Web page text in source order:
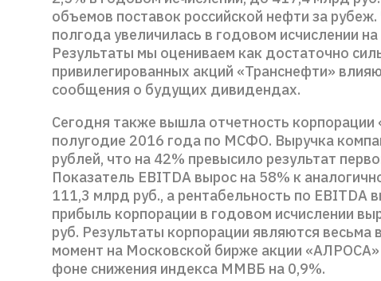
объемов поставок российской нефти за
полгода увеличилась в годовом исчислении
Результаты мы оцениваем как достаточно
привилегированных акций «Транснефти»
сообщения о будущих дивидендах.
Сегодня также вышла отчетность
полугодие 2016 года по МСФО. Выручка
рублей, что на 42% превысило результат
Показатель EBITDA вырос на 58% к
111,3 млрд руб., а рентабельность по EBITDA
прибыль корпорации в годовом исчислении
руб. Результаты корпорации являются
момент на Московской бирже акции
фоне снижения индекса ММВБ на 0,9%.